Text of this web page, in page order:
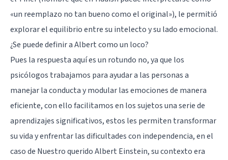
«un reemplazo no tan bueno como el original»), le permitió
explorar el equilibrio entre su intelecto y su lado emocional.
¿Se puede definir a Albert como un loco?
Pues la respuesta aquí es un rotundo no, ya que los
psicólogos trabajamos para ayudar a las personas a
manejar la conducta y modular las emociones de manera
eficiente, con ello facilitamos en los sujetos una serie de
aprendizajes significativos, estos les permiten transformar
su vida y enfrentar las dificultades con independencia, en el
caso de Nuestro querido Albert Einstein, su contexto era